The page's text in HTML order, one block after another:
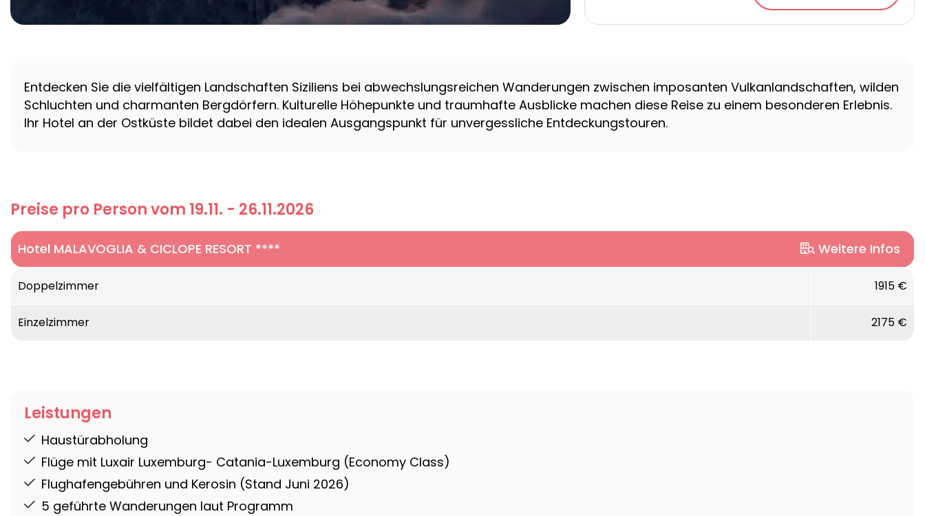
Entdecken Sie die vielfältigen Landschaften Siziliens bei abwechslungsreichen Wanderungen zwischen imposanten Vulkanlandschaften, wilden
Schluchten und charmanten Bergdörfern. Kulturelle Höhepunkte und traumhafte Ausblicke machen diese Reise zu einem besonderen Erlebnis.
Ihr Hotel an der Ostküste bildet dabei den idealen Ausgangspunkt für unvergessliche Entdeckungstouren.
Preise pro Person vom 19.11. - 26.11.2026
Hotel MALAVOGLIA & CICLOPE RESORT **** Weitere Infos
Lage:An der Ostküste Siziliens, im ursprünglichen Fischerdorf Aci Trezza, in sehr guter Lage, nur 40 m vom Strand entfernt.
Wi-Fi.
Doppelzimmer 1915 €
Einzelzimmer 2175 €
Leistungen
Haustürabholung
Flüge mit Luxair Luxemburg- Catania-Luxemburg (Economy Class)
Flughafengebühren und Kerosin (Stand Juni 2026)
5 geführte Wanderungen laut Programm